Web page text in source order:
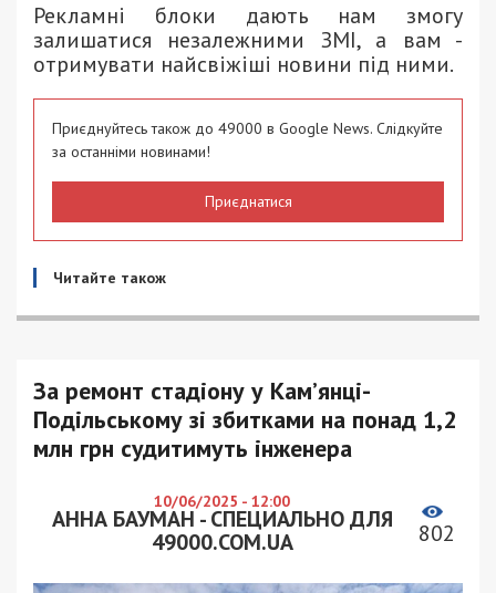
Рекламні блоки дають нам змогу
залишатися незалежними ЗМІ, а вам -
отримувати найсвіжіші новини під ними.
Приєднуйтесь також до 49000 в Google News. Слідкуйте
за останніми новинами!
Приєднатися
Читайте також
За ремонт стадіону у Кам’янці-
Подільському зі збитками на понад 1,2
млн грн судитимуть інженера
10/06/2025 - 12:00
АННА БАУМАН - СПЕЦИАЛЬНО ДЛЯ
49000.COM.UA
802